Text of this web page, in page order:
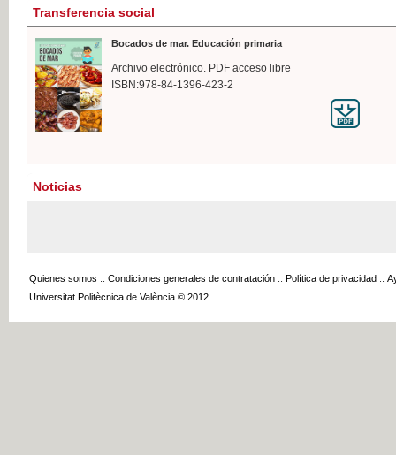
Transferencia social
Bocados de mar. Educación primaria
Archivo electrónico. PDF acceso libre
ISBN:978-84-1396-423-2
Noticias
Quienes somos :: Condiciones generales de contratación :: Política de privacidad ::
Universitat Politècnica de València © 2012